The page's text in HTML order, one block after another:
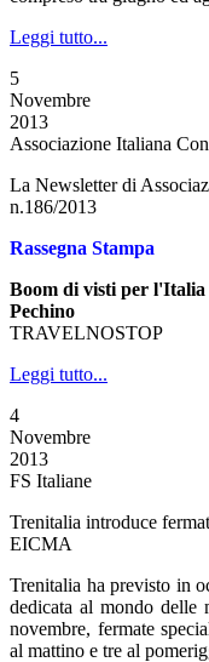
Leggi tutto...
5
Novembre
2013
Associazione Italiana
La Newsletter di
n.186/2013
Rassegna Stampa
Boom di visti per
Pechino
TRAVELNOSTOP
Leggi tutto...
4
Novembre
2013
FS Italiane
Trenitalia introduce
EICMA
Trenitalia ha previsto in
dedicata al mondo
novembre, fermate
al mattino e tre al